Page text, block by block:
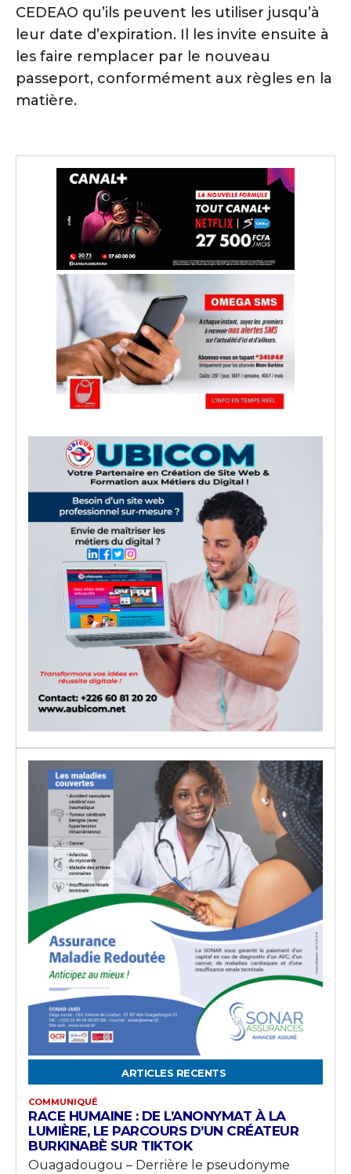
CEDEAO qu’ils peuvent les utiliser jusqu’à
leur date d’expiration. Il les invite ensuite à
les faire remplacer par le nouveau
passeport, conformément aux règles en la
matière.
ARTICLES RECENTS
COMMUNIQUÉ
RACE HUMAINE : DE L’ANONYMAT À LA
LUMIÈRE, LE PARCOURS D’UN CRÉATEUR
BURKINABÈ SUR TIKTOK
Ouagadougou – Derrière le pseudonyme